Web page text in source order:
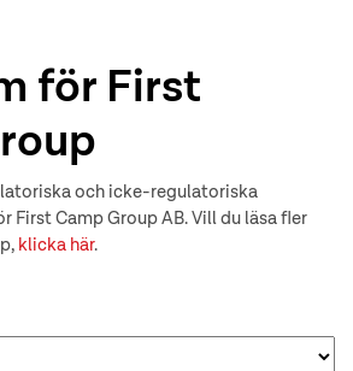
för First
och icke-regulatoriska
First Camp Group AB. Vill du läsa fler
klicka här.